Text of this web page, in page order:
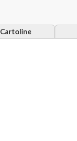
Cartoline